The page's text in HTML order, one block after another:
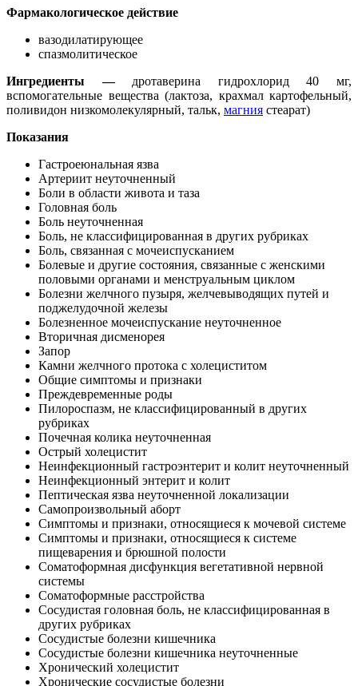
Фармакологическое действие
вазодилатирующее
спазмолитическое
Ингредиенты — дротаверина гидрохлорид 40 мг,
вспомогательные вещества (лактоза, крахмал картофельный,
поливидон низкомолекулярный, тальк, магния стеарат)
Показания
Гастроеюнальная язва
Артериит неуточненный
Боли в области живота и таза
Головная боль
Боль неуточненная
Боль, не классифицированная в других рубриках
Боль, связанная с мочеиспусканием
Болевые и другие состояния, связанные с женскими
половыми органами и менструальным циклом
Болезни желчного пузыря, желчевыводящих путей и
поджелудочной железы
Болезненное мочеиспускание неуточненное
Вторичная дисменорея
Запор
Камни желчного протока с холециститом
Общие симптомы и признаки
Преждевременные роды
Пилороспазм, не классифицированный в других
рубриках
Почечная колика неуточненная
Острый холецистит
Неинфекционный гастроэнтерит и колит неуточненный
Неинфекционный энтерит и колит
Пептическая язва неуточненной локализации
Самопроизвольный аборт
Симптомы и признаки, относящиеся к мочевой системе
Симптомы и признаки, относящиеся к системе
пищеварения и брюшной полости
Соматоформная дисфункция вегетативной нервной
системы
Соматоформные расстройства
Сосудистая головная боль, не классифицированная в
других рубриках
Сосудистые болезни кишечника
Сосудистые болезни кишечника неуточненные
Хронический холецистит
Хронические сосудистые болезни